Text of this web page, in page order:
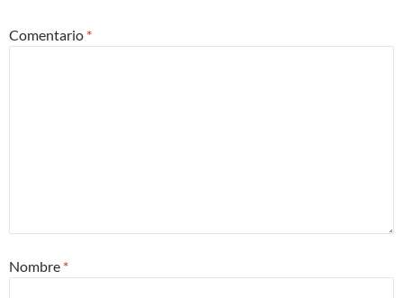
Comentario *
Nombre *